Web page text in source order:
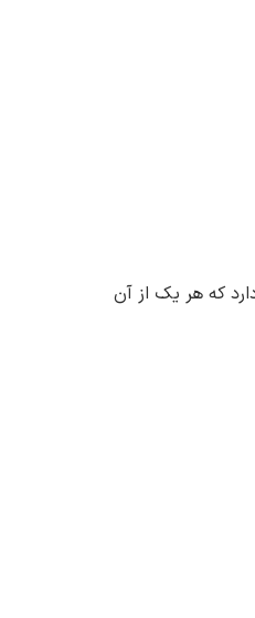
از ۶۰۰ برنامه و توافق نامه تبادل دانشجو دارد که هر یک از آن